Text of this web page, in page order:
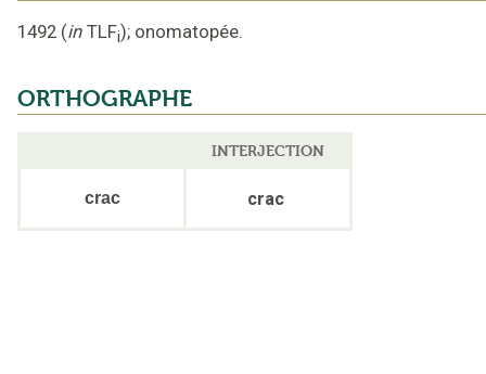
1492 (in TLFi); onomatopée.
ORTHOGRAPHE
INTERJECTION
crac crac